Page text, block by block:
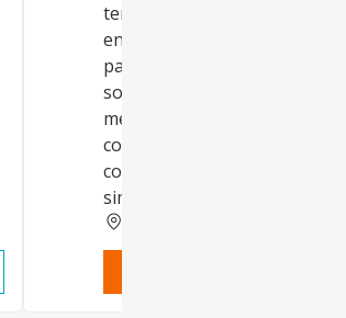
tenencia, administración y
enajenación de acciones y
participaciones en el activo
sociedades de toda clase,
mercantiles, industriales,
cooperativas y mutualidades,
como de bonos, obligaciones
simples o hipotecarias